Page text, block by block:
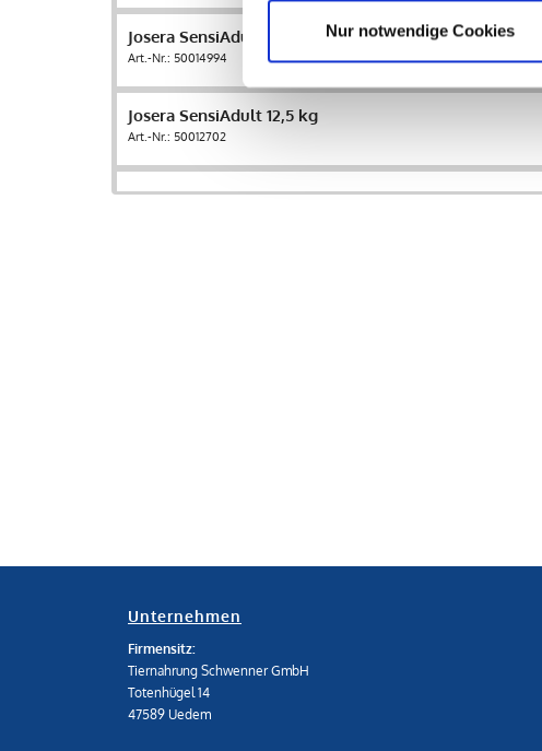
Nur notwendige Cookies
Josera SensiAdult 3 kg
Art.-Nr.: 50014994
Josera SensiAdult 12,5 kg
Art.-Nr.: 50012702
Unternehmen
Firmensitz:
Tiernahrung Schwenner GmbH
Totenhügel 14
47589 Uedem